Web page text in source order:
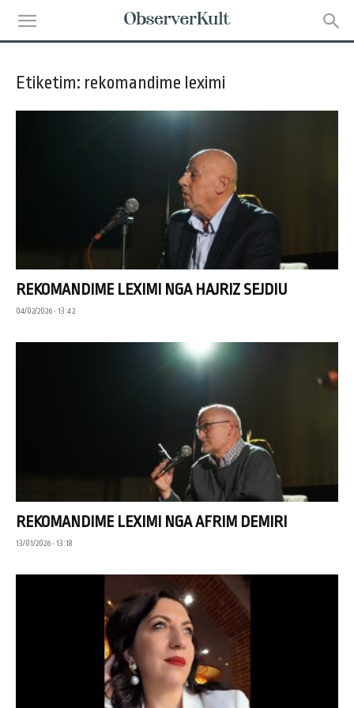
Etiketim: rekomandime leximi
REKOMANDIME LEXIMI NGA HAJRIZ SEJDIU
04/02/2026 • 13:42
REKOMANDIME LEXIMI NGA AFRIM DEMIRI
13/01/2026 • 13:18